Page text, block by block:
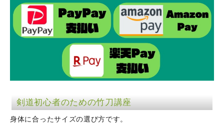
剣道初心者のための竹刀講座
身体に合ったサイズの選び方です。